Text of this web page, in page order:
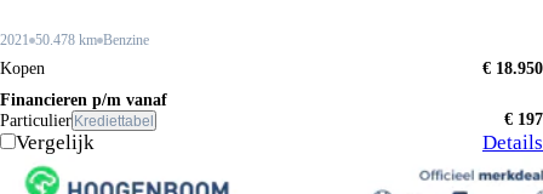
2021 50.478 km Benzine
Kopen
€ 18.950
Financieren p/m vanaf
Particulier Krediettabel € 197
Vergelijk Details